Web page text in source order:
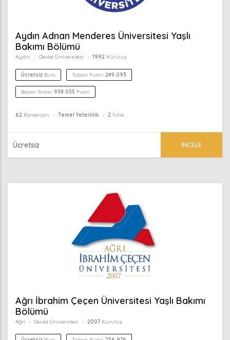
Aydın Adnan Menderes Üniversitesi Yaşlı
Bakımı Bölümü
Aydın Devlet Üniversitesi 1992 Kuruluş
Ücretsiz Burs Taban Puan: 249.093
Başarı Sırası: 938.035 Puan
62 Kontenjan Temel Yeterlilik 2 Yıllık
Ücretsiz İNCELE
Ağrı İbrahim Çeçen Üniversitesi Yaşlı Bakımı
Bölümü
Ağrı Devlet Üniversitesi 2007 Kuruluş